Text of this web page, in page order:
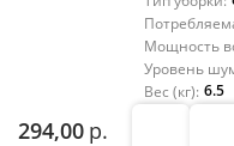
Мощность
Уровень
Вес (кг): 6.5
294,00 р.